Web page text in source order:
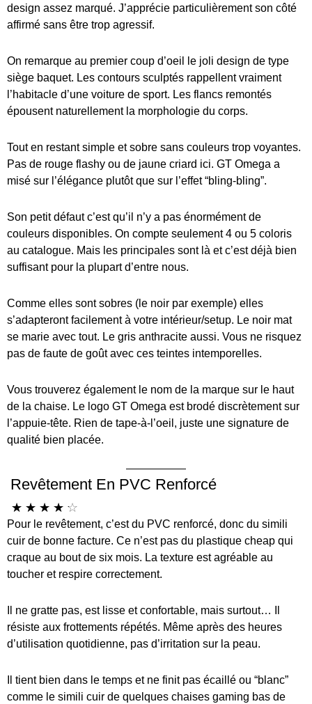
design assez marqué. J’apprécie particulièrement son côté
affirmé sans être trop agressif.
On remarque au premier coup d’oeil le joli design de type
siège baquet. Les contours sculptés rappellent vraiment
l’habitacle d’une voiture de sport. Les flancs remontés
épousent naturellement la morphologie du corps.
Tout en restant simple et sobre sans couleurs trop voyantes.
Pas de rouge flashy ou de jaune criard ici. GT Omega a
misé sur l’élégance plutôt que sur l’effet “bling-bling”.
Son petit défaut c’est qu’il n’y a pas énormément de
couleurs disponibles. On compte seulement 4 ou 5 coloris
au catalogue. Mais les principales sont là et c’est déjà bien
suffisant pour la plupart d’entre nous.
Comme elles sont sobres (le noir par exemple) elles
s’adapteront facilement à votre intérieur/setup. Le noir mat
se marie avec tout. Le gris anthracite aussi. Vous ne risquez
pas de faute de goût avec ces teintes intemporelles.
Vous trouverez également le nom de la marque sur le haut
de la chaise. Le logo GT Omega est brodé discrètement sur
l’appuie-tête. Rien de tape-à-l’oeil, juste une signature de
qualité bien placée.
Revêtement En PVC Renforcé
☆ ☆ ☆ ☆ ☆
Pour le revêtement, c’est du PVC renforcé, donc du simili
cuir de bonne facture. Ce n’est pas du plastique cheap qui
craque au bout de six mois. La texture est agréable au
toucher et respire correctement.
Il ne gratte pas, est lisse et confortable, mais surtout… Il
résiste aux frottements répétés. Même après des heures
d’utilisation quotidienne, pas d’irritation sur la peau.
Il tient bien dans le temps et ne finit pas écaillé ou “blanc”
comme le simili cuir de quelques chaises gaming bas de